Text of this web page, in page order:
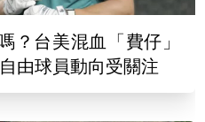
？台美混血「費仔」
由球員動向受關注